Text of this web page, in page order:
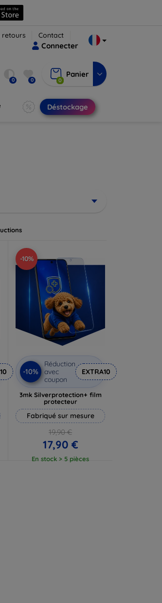
retours Contact
Connecter
0 0 0
Panier
Déstockage
-10%
-10%
Réduction
avec
coupon
EXTRA10
3mk Silverprotection+ film
protecteur
Fabriqué sur mesure
19,90 €
17,90 €
En stock > 5 pièces